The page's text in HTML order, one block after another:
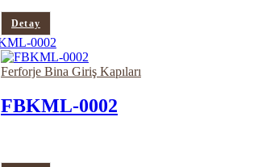
Detay
Ferforje Bina Giriş Kapıları
FBKML-0002